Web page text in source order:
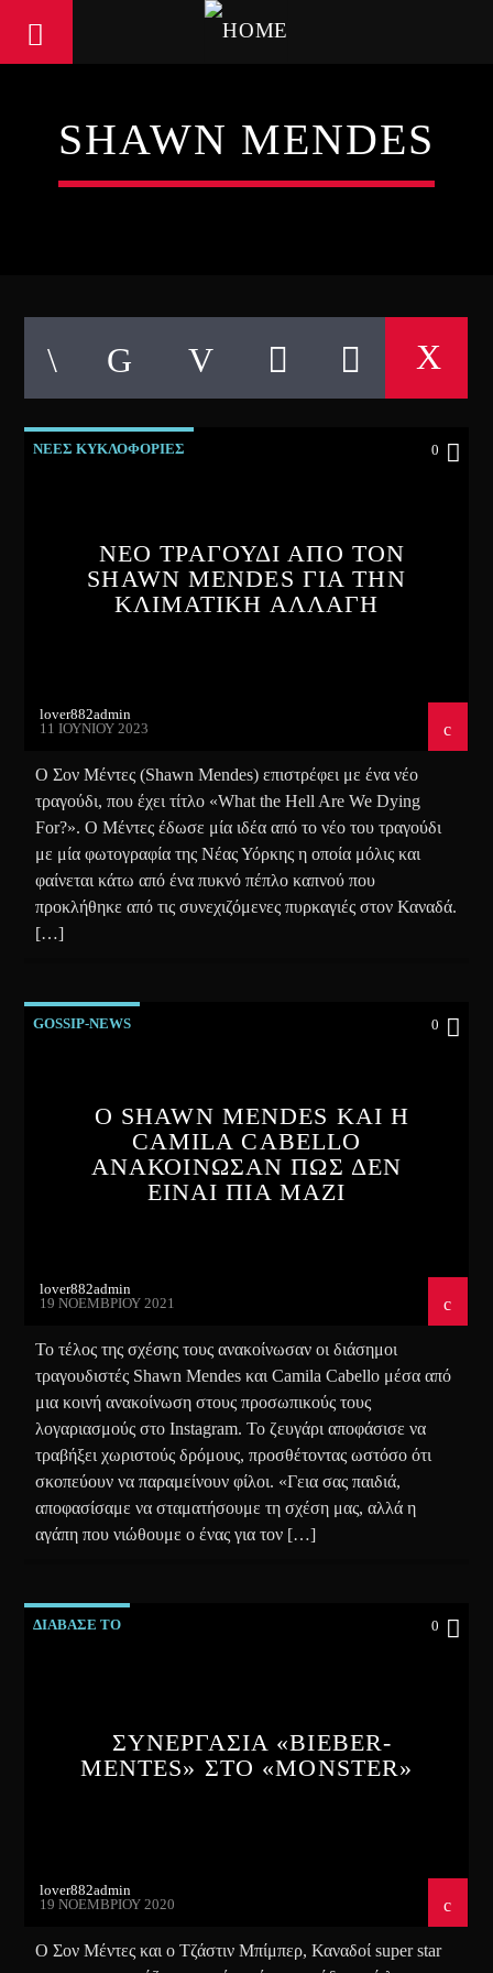
SHAWN MENDES
ΝΕΕΣ ΚΥΚΛΟΦΟΡΙΕΣ 0
ΝΕΟ ΤΡΑΓΟΥΔΙ ΑΠΟ ΤΟΝ
SHAWN MENDES ΓΙΑ ΤΗΝ
ΚΛΙΜΑΤΙΚΗ ΑΛΛΑΓΗ
lover882admin
11 ΙΟΥΝΊΟΥ 2023
Ο Σον Μέντες (Shawn Mendes) επιστρέφει με ένα νέο
τραγούδι, που έχει τίτλο «What the Hell Are We Dying
For?». Ο Μέντες έδωσε μία ιδέα από το νέο του τραγούδι
με μία φωτογραφία της Νέας Υόρκης η οποία μόλις και
φαίνεται κάτω από ένα πυκνό πέπλο καπνού που
προκλήθηκε από τις συνεχιζόμενες πυρκαγιές στον Καναδά.
[…]
GOSSIP-NEWS 0
Ο SHAWN MENDES ΚΑΙ Η
CAMILA CABELLO
ΑΝΑΚΟΙΝΩΣΑΝ ΠΩΣ ΔΕΝ
ΕΙΝΑΙ ΠΙΑ ΜΑΖΙ
lover882admin
19 ΝΟΕΜΒΡΊΟΥ 2021
Το τέλος της σχέσης τους ανακοίνωσαν οι διάσημοι
τραγουδιστές Shawn Mendes και Camila Cabello μέσα από
μια κοινή ανακοίνωση στους προσωπικούς τους
λογαριασμούς στο Instagram. Το ζευγάρι αποφάσισε να
τραβήξει χωριστούς δρόμους, προσθέτοντας ωστόσο ότι
σκοπεύουν να παραμείνουν φίλοι. «Γεια σας παιδιά,
αποφασίσαμε να σταματήσουμε τη σχέση μας, αλλά η
αγάπη που νιώθουμε ο ένας για τον […]
ΔΙΑΒΑΣΕ ΤΟ 0
ΣΥΝΕΡΓΑΣΙΑ «BIEBER-
MENTES» ΣΤΟ «MONSTER»
lover882admin
19 ΝΟΕΜΒΡΊΟΥ 2020
Ο Σον Μέντες και ο Τζάστιν Μπίμπερ, Καναδοί super star